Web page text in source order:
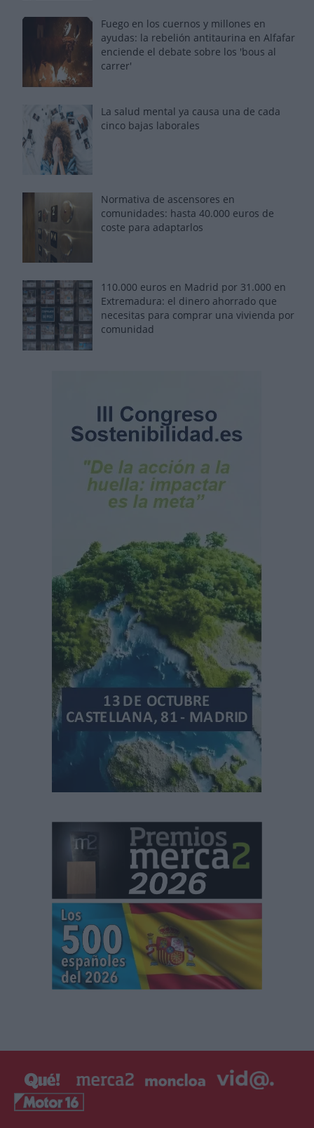
Fuego en los cuernos y millones en
ayudas: la rebelión antitaurina en Alfafar
enciende el debate sobre los 'bous al
carrer'
La salud mental ya causa una de cada
cinco bajas laborales
Normativa de ascensores en
comunidades: hasta 40.000 euros de
coste para adaptarlos
110.000 euros en Madrid por 31.000 en
Extremadura: el dinero ahorrado que
necesitas para comprar una vivienda por
comunidad